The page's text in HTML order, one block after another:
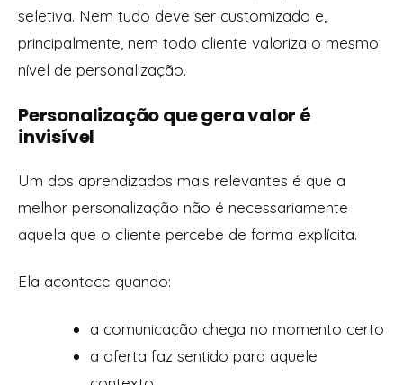
seletiva. Nem tudo deve ser customizado e,
principalmente, nem todo cliente valoriza o mesmo
nível de personalização.
Personalização que gera valor é
invisível
Um dos aprendizados mais relevantes é que a
melhor personalização não é necessariamente
aquela que o cliente percebe de forma explícita.
Ela acontece quando:
a comunicação chega no momento certo
a oferta faz sentido para aquele